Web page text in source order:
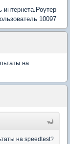
интернета.Роутер
10097
на
на speedtest?